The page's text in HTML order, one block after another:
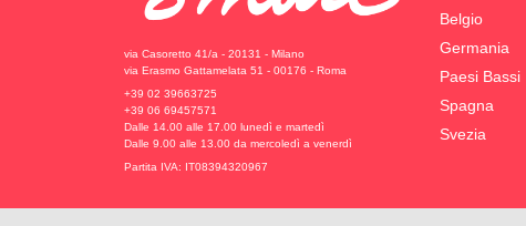
via Casoretto 41/a - 20131 - Milano
via Erasmo Gattamelata 51 - 00176 - Roma
+39 02 39663725
+39 06 69457571
Dalle 14.00 alle 17.00 lunedì e martedì
Dalle 9.00 alle 13.00 da mercoledì a venerdì
Partita IVA: IT08394320967
Belgio
Germania
Paesi Bassi
Spagna
Svezia